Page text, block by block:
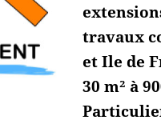
travaux
et Ile de
30 m² à